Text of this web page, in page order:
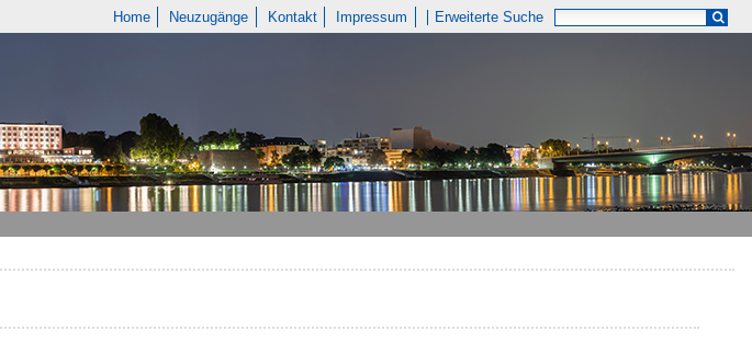
Home Neuzugänge Kontakt Impressum Erweiterte Suche